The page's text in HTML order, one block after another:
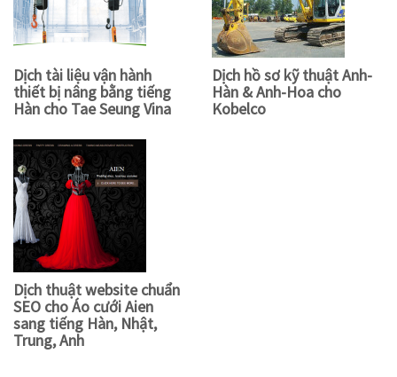
Dịch tài liệu vận hành
thiết bị nâng bằng tiếng
Hàn cho Tae Seung Vina
Dịch hồ sơ kỹ thuật Anh-
Hàn & Anh-Hoa cho
Kobelco
Dịch thuật website chuẩn
SEO cho Áo cưới Aien
sang tiếng Hàn, Nhật,
Trung, Anh